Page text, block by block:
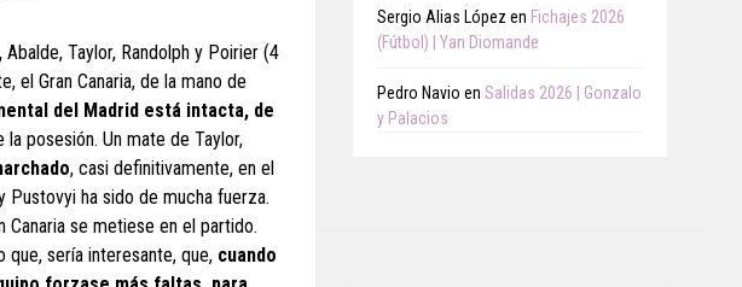
Abalde, Taylor, Randolph y Poirier (4
el Gran Canaria, de la mano de
del Madrid está intacta, de
la posesión. Un mate de Taylor,
, casi definitivamente, en el
ha sido de mucha fuerza.
Canaria se metiese en el partido.
que, sería interesante, que, cuando
Sergio Alias López en Fichajes 2026
(Fútbol) | Yan Diomande
Pedro Navio en Salidas 2026 | Gonzalo
y Palacios